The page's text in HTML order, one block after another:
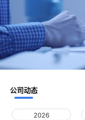
公司动态
2026